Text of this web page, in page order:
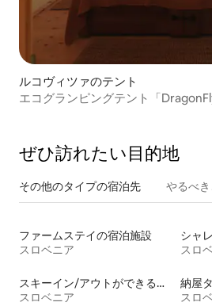
ルコヴィツァのテント
エコグランピングテント「
ぜひ訪⁠れ⁠た⁠い目⁠的⁠地
その他のタ⁠イ⁠プ⁠の宿⁠泊⁠先 やるべき
ファームステイの宿泊施設
スロベニア
シャ
スロ
スキーイン/アウトができる宿泊先
スロベニア
納屋
スロ